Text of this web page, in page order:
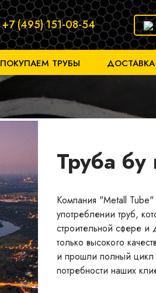
+7 (495) 151-08-54
ПОКУПАЕМ ТРУБЫ
Труба бу
Компания "Metall
употреблении труб,
строительной сфере и
только высокого
и прошли полный цикл
потребности наших